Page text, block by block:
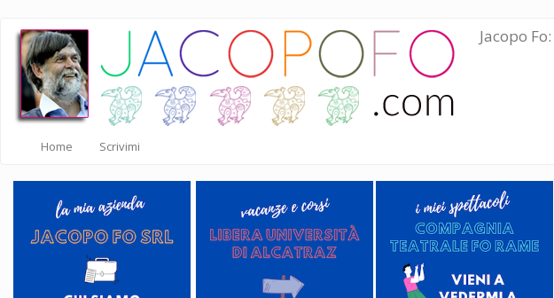
Salta
contenuto
principale
Jacopo
Home Scrivimi